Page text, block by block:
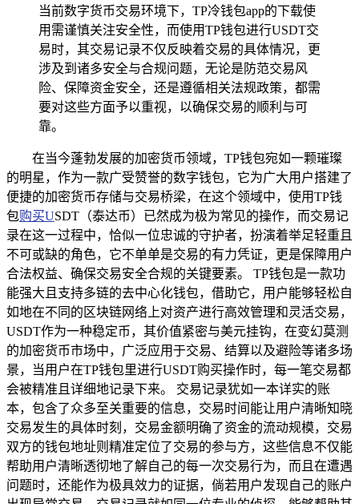
当前数字货币交易环境下，TP冷钱包app的下载使
用需谨慎关注安全性，而使用TP钱包进行USDT交
易时，其交易记录不仅反映着交易的具体情况，更
涉及到诸多安全与合规问题，无论是防范交易风
险、保障资金安全，还是遵循相关法规政策，都需
要对这些方面予以重视，以确保交易的顺利与可
靠。
在当今蓬勃发展的加密货币领域，TP钱包宛如一颗璀璨
的明星，作为一款广受赞誉的数字钱包，它为广大用户搭建了
便捷的加密货币存储与交易桥梁，在这个领域中，使用TP钱
包购买USDT（泰达币）已然成为极为常见的操作，而交易记
录在这一过程中，恰似一位忠诚的守护者，扮演着举足轻重且
不可或缺的角色，它不单单是交易的有力凭证，更是保障用户
合法权益、确保交易安全合规的关键要素。 TP钱包是一款功
能强大且支持多链的去中心化钱包，借助它，用户能够轻松自
如地在不同的区块链网络上对资产进行高效管理和灵活交易，
USDT作为一种稳定币，其价值紧密与美元挂钩，在变幻莫测
的加密货币市场中，广泛应用于交易、结算以及避险等诸多场
景，当用户在TP钱包里进行USDT购买操作时，每一笔交易都
会被精准且详细地记录下来。 交易记录犹如一本详实的账
本，包含了众多至关重要的信息，交易时间能让用户清晰知晓
交易发生的具体时刻，交易金额明确了资金的流动规模，交易
双方的钱包地址则精准定位了交易的参与方，这些信息不仅能
帮助用户清晰透彻地了解自己的每一次交易行为，而且在遭遇
问题时，还能作为极具效力的证据，倘若用户发现自己的账户